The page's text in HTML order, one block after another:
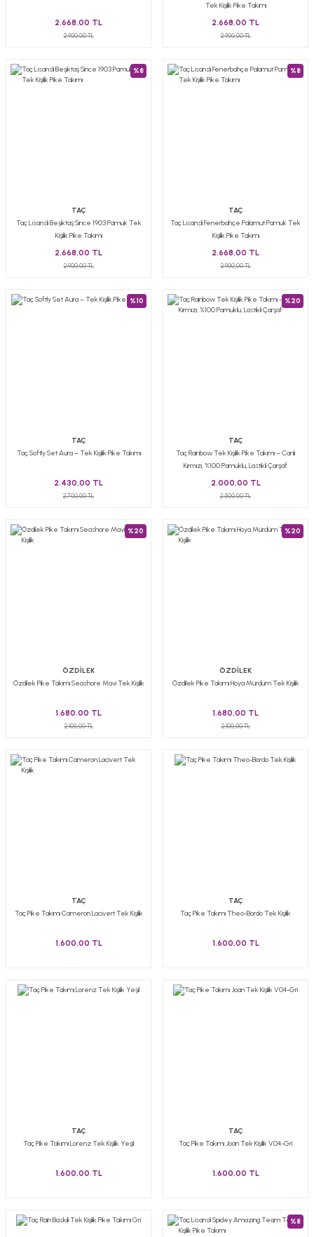
2.668,00 TL
2.900,00 TL
Tek Kişilik Pike Takımı
2.668,00 TL
2.900,00 TL
%8
TAÇ
Taç Lisanslı Beşiktaş Since 1903 Pamuk Tek
Kişilik Pike Takımı
2.668,00 TL
2.900,00 TL
%8
TAÇ
Taç Lisanslı Fenerbahçe Palamut Pamuk Tek
Kişilik Pike Takımı
2.668,00 TL
2.900,00 TL
%10
TAÇ
Taç Softly Set Aura – Tek Kişilik Pike Takımı
2.430,00 TL
2.700,00 TL
%20
TAÇ
Taç Rainbow Tek Kişilik Pike Takımı – Canlı
Kırmızı, %100 Pamuklu, Lastikli Çarşaf
2.000,00 TL
2.500,00 TL
%20
ÖZDİLEK
Özdilek Pike Takımı Seashore Mavi Tek Kişilik
1.680,00 TL
2.100,00 TL
%20
ÖZDİLEK
Özdilek Pike Takımı Hoya Mürdüm Tek Kişilik
1.680,00 TL
2.100,00 TL
TAÇ
Taç Pike Takımı Cameron Lacivert Tek Kişilik
1.600,00 TL
TAÇ
Taç Pike Takımı Theo-Bordo Tek Kişilik
1.600,00 TL
TAÇ
Taç Pike Takımı Lorenz Tek Kişilik Yeşil
1.600,00 TL
TAÇ
Taç Pike Takımı Joan Tek Kişilik V04-Gri
1.600,00 TL
%8